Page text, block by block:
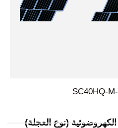
SC40HQ-
(نوع العجلة)